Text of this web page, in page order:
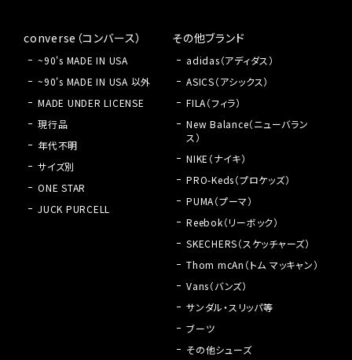
converse（コンバース）
~90's MADE IN USA
~90's MADE IN USA 以外
MADE UNDER LICENSE
現行品
年代不明
サイズ別
ONE STAR
JUCK PURCELL
その他ブランド
adidas（アディダス）
ASICS（アシックス）
FILA（フィラ）
New Balance（ニューバラン
ス）
NIKE（ナイキ）
PRO-Keds（プロケッズ）
PUMA（プーマ）
Reebok（リーボック）
SKECHERS（スケッチャーズ）
Thom mcAn（トム マッキャン）
Vans（バンズ）
サンダル・スリッパ等
ブーツ
その他シューズ